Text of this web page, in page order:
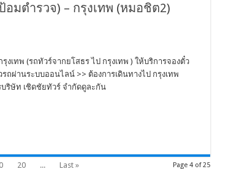
มตำรวจ) – กรุงเทพ (หมอชิต2)
เทพ (รถทัวร์จากยโสธร ไป กรุงเทพ ) ให้บริการจองตั๋ว
ถผ่านระบบออนไลน์ >> ต้องการเดินทางไป กรุงเทพ
ริษัท เชิดชัยทัวร์ จำกัดดูละกัน
Page 4 of 25
20 ... Last »